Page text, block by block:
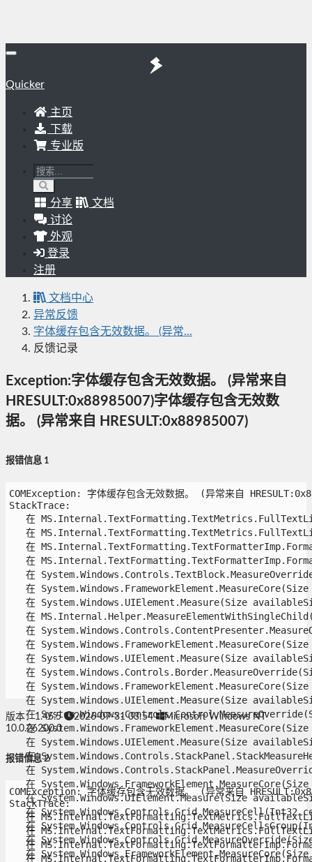
Quicker
主页
下载
专业版
分享
文档
讨论
外观
登录
注册
文档中心
异常反馈
字体缓存包含无效数据。 (异常...
反馈记录
Exception:字体缓存包含无效数据。 (异常来自
HRESULT:0x88985007)字体缓存包含无效数
据。 (异常来自 HRESULT:0x88985007)
报错信息 1
COMException: 字体缓存包含无效数据。 (异常来自
StackTrace:
在
在
在
在
在
在
在 System.Windows.UIElement.Measure(Size
在
在
在
在 System.Windows.UIElement.Measure(Size
在
在
在 System.Windows.UIElement.Measure(Size
在
在
在 System.Windows.UIElement.Measure(Size
在
在
在
在 System.Windows.UIElement.Measure(Size
在 System.Windows.Controls.Grid.MeasureCell(Int32
在
在
在
版本：1.45.5 2026-07-31 03:54
Microsoft Windows NT
10.0.26200.0
报错信息 2
COMException: 字体缓存包含无效数据。 (异常来自
StackTrace:
在
在
在
在